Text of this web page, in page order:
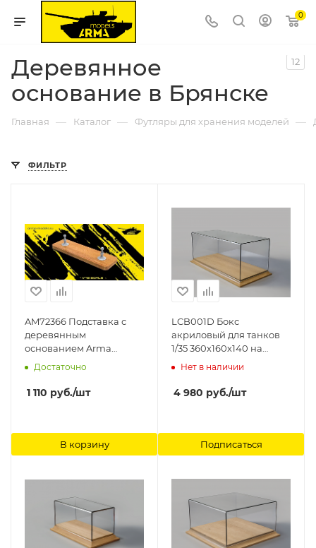
0
Деревянное
основание в Брянске
12
Главная — Каталог — Футляры для хранения моделей —
ФИЛЬТР
AM72366 Подставка с
деревянным
основанием Arma
Models
Достаточно
1 110 руб./шт
В корзину
LCB001D Бокс
акриловый для танков
1/35 360х160х140 на
деревянном основании
Нет в наличии
4 980 руб./шт
Подписаться